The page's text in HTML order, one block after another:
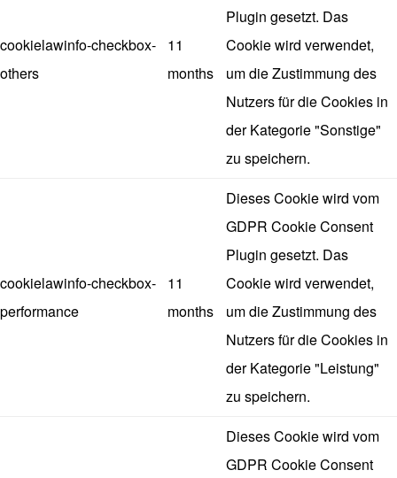
cookielawinfo-checkbox-
others
11
months
Plugin gesetzt. Das
Cookie wird verwendet,
um die Zustimmung des
Nutzers für die Cookies in
der Kategorie "Sonstige"
zu speichern.
cookielawinfo-checkbox-
performance
11
months
Dieses Cookie wird vom
GDPR Cookie Consent
Plugin gesetzt. Das
Cookie wird verwendet,
um die Zustimmung des
Nutzers für die Cookies in
der Kategorie "Leistung"
zu speichern.
Dieses Cookie wird vom
GDPR Cookie Consent